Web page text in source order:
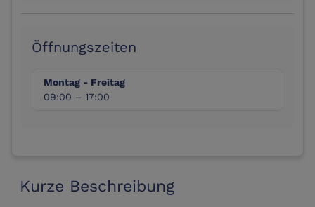
Kurze Beschreibung
Öffnungszeiten
Montag - Freitag
09:00 – 17:00